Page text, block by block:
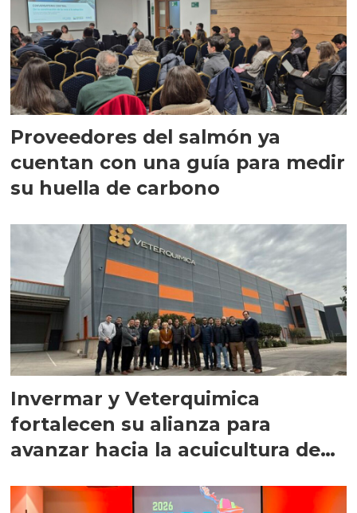
Proveedores del salmón ya
cuentan con una guía para medir
su huella de carbono
Invermar y Veterquimica
fortalecen su alianza para
avanzar hacia la acuicultura de